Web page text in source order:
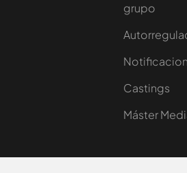
grupo
Castings
Máster